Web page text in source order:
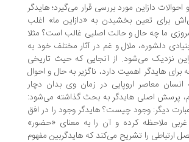
مورد بررسی قرار می‌گیرد؛ هایدگر
تعین بخشیدن به «دازاین ما» اغلب
چه حال و حالت اصلیی غالب است؟ مثلا
ملال و غم در آثار مختلف خود به
می‌شود. از آنجایی که حیث تاریخی
اهمیت دارد، ناگزیر به حال و احوال
اروپایی در زمان وی بدان دچار
هایدگر به بحث گذاشته می‌شود:
وجود چیست؟ هایدگر وجود را در افق
ملاحظه کرده و آن را به معنای «حضور»
را تشریح می‌کند که هایدگربین مفهوم